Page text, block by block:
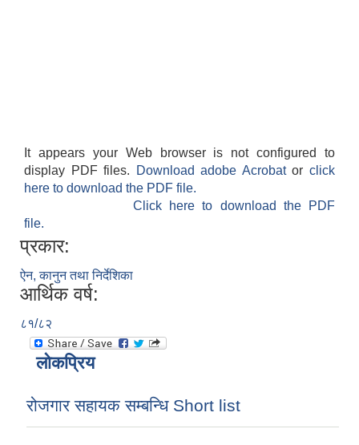
It appears your Web browser is not configured to
display PDF files.
Download adobe Acrobatorclick
here to download the PDF file.
Click here to download the PDF
file.
प्रकार:
ऐन, कानुन तथा निर्देशिका
आर्थिक वर्ष:
८१/८२
लोकप्रिय
रोजगार सहायक सम्बन्धि Short list